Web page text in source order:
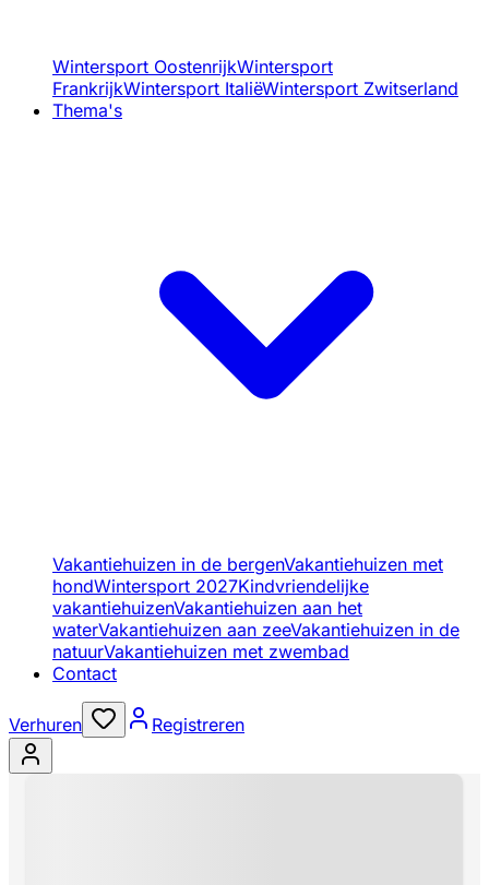
Wintersport OostenrijkWintersport
FrankrijkWintersport ItaliëWintersport Zwitserland
Thema's
Vakantiehuizen in de bergenVakantiehuizen met
hondWintersport 2027Kindvriendelijke
vakantiehuizenVakantiehuizen aan het
waterVakantiehuizen aan zeeVakantiehuizen in de
natuurVakantiehuizen met zwembad
Contact
Verhuren Registreren